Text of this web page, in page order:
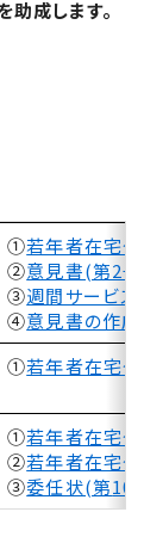
助成します。
①若年者在宅
②意見書(第2
③週間サービ
④意見書の作
①若年者在宅
①若年者在宅
②若年者在宅
③委任状(第10